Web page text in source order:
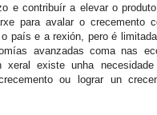
e contribuír a elevar o
para avalar o crecemento
país e a rexión, pero é
avanzadas coma nas
xeral existe unha
ou lograr un